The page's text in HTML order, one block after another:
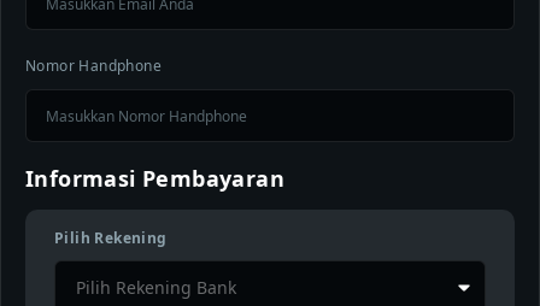
Nomor Handphone
Informasi Pembayaran
Pilih Rekening
Pilih Rekening Bank